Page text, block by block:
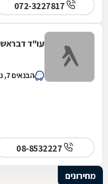
עו"ד
הבנאים 7, נמל אשדוד
מחירונים